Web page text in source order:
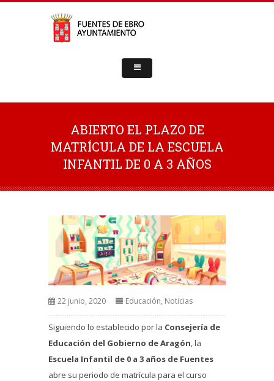
ABIERTO EL PLAZO DE
MATRÍCULA DE LA ESCUELA
INFANTIL DE 0 A 3 AÑOS
22 junio, 2020 Educación, Noticias
Siguiendo lo establecido por la Consejería de
Educación del Gobierno de Aragón , la
Escuela Infantil de 0 a 3 años de Fuentes
abre su periodo de matrícula para el curso